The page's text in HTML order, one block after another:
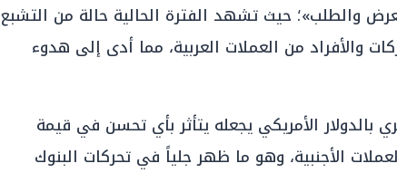
والطلب»؛ حيث تشهد الفترة الحالية حالة من التشبع
والأفراد من العملات العربية، مما أدى إلى هدوء
بالدولار الأمريكي يجعله يتأثر بأي تحسن في قيمة
الأجنبية، وهو ما ظهر جلياً في تحركات البنوك